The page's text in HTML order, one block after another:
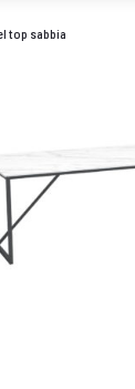
top sabbia